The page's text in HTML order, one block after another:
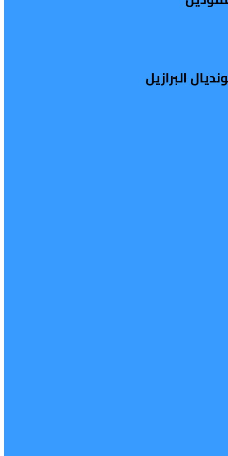
البرازيل